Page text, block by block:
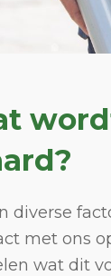
diverse
met ons
wat dit